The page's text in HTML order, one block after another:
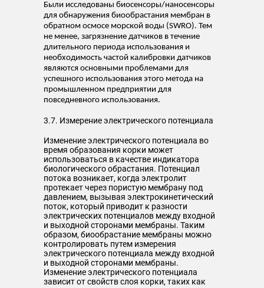
Были исследованы биосенсоры/наносенсоры
для обнаружения биообрастания мембран в
обратном осмосе морской воды (SWRO). Тем
не менее, загрязнение датчиков в течение
длительного периода использования и
необходимость частой калибровки датчиков
являются основными проблемами для
успешного использования этого метода на
промышленном предприятии для
повседневного использования.
3.7. Измерение электрического потенциала
Изменение электрического потенциала во
время образования корки может
использоваться в качестве индикатора
биологического обрастания. Потенциал
потока возникает, когда электролит
протекает через пористую мембрану под
давлением, вызывая электрокинетический
поток, который приводит к разности
электрических потенциалов между входной
и выходной сторонами мембраны. Таким
образом, биообрастание мембраны можно
контролировать путем измерения
электрического потенциала между входной
и выходной сторонами мембраны.
Изменение электрического потенциала
зависит от свойств слоя корки, таких как